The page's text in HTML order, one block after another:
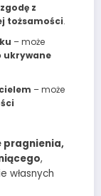
zgodę z
tożsamości.
– może
ukrywane
– może
pragnienia,
,
własnych